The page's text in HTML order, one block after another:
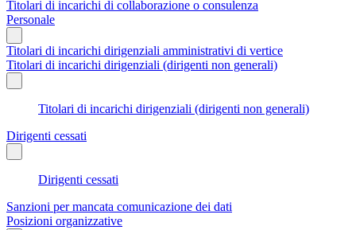
Titolari di incarichi di collaborazione o consulenza
Personale
Titolari di incarichi dirigenziali amministrativi di vertice
Titolari di incarichi dirigenziali (dirigenti non generali)
Titolari di incarichi dirigenziali (dirigenti non generali)
Dirigenti cessati
Dirigenti cessati
Sanzioni per mancata comunicazione dei dati
Posizioni organizzative